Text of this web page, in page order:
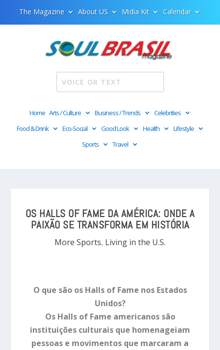
The Magazine About US Midia Kit Calendar
Home Arts / Culture Business / Trends
Celebrities
Food & Drink
Eco-Social Good Look Health
Lifestyle
Sports
Travel
OS HALLS OF FAME DA AMÉRICA: ONDE A
PAIXÃO SE TRANSFORMA EM HISTÓRIA
More Sports, Living in the U.S.
O que são os Halls of Fame nos Estados
Unidos?
Os Halls of Fame americanos são
instituições culturais que homenageiam
pessoas e movimentos que marcaram a